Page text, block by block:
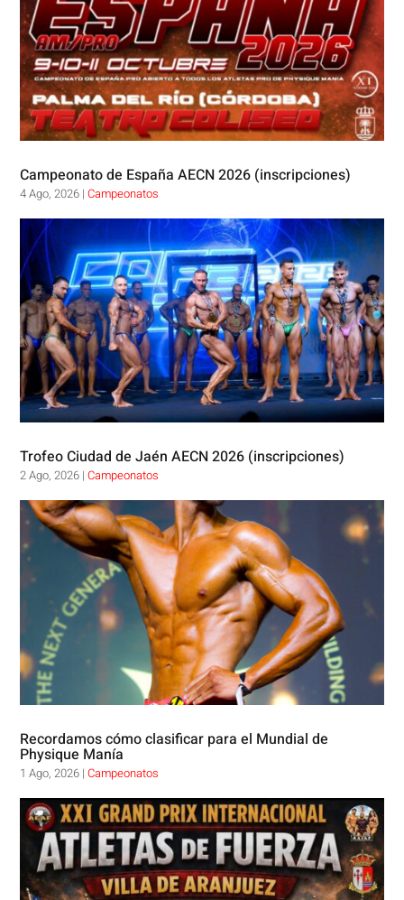
Campeonato de España AECN 2026 (inscripciones)
4 Ago, 2026 |Campeonatos
Trofeo Ciudad de Jaén AECN 2026 (inscripciones)
2 Ago, 2026 |Campeonatos
Recordamos cómo clasificar para el Mundial de
Physique Manía
1 Ago, 2026 |Campeonatos